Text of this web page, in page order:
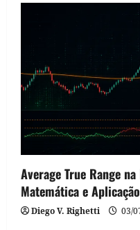
Average True Range
Matemática e
Diego V. Righetti 03/